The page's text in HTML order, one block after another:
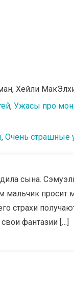
Хейли
, Ужасы про
, Очень страшные
сына.
просит
страхи
фантазии […]